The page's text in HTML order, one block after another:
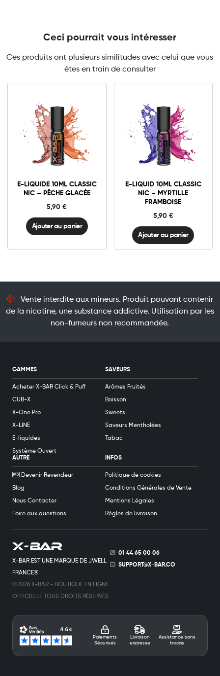
Ceci pourrait vous intéresser
Ces produits ont plusieurs similitudes avec celui que vous
êtes en train de consulter
E-LIQUIDE 10ML CLASSIC
NIC – PÊCHE GLACÉE
5,90€
3mg Classic
6mg Classic
10ml
Classic
Nic
Pêche
Ajouter au panier
Ajouter au panier
E-LIQUID 10ML CLASSIC
NIC – MYRTILLE
FRAMBOISE
5,90 €
3mg Classic
6mg Classic
10ml
Classic
Nic
-
Framboise
Ajouter au panier
Ajouter au panier
Vente interdite aux mineurs. Produit pouvant contenir
de la nicotine, une substance addictive. Utilisation par les
non-fumeurs non recommandée.
X-BAR EST UNE MARQUE DE JWELL
FRANCE®
©2026 X-BAR - BOUTIQUE EN LIGNE
OFFICIELLE TOUS DROITS RÉSERVÉS
01 44 65 00 06
SUPPORT@X-BAR.CO
Paiements
Sécurisés
Livraison
expresse
Assistance sans
tracas
GAMMES
Acheter X-BAR Click & Puff
CUB-X
X-One Pro
X-LINE
E-liquides
Système Ouvert
SAVEURS
Arômes Fruités
Boisson
Sweets
Saveurs Mentholées
Tabac
AUTRE
Devenir Revendeur
Blog
Nous Contacter
Foire aux questions
INFOS
Politique de cookies
Conditions Générales de Vente
Mentions Légales
Règles de livraison